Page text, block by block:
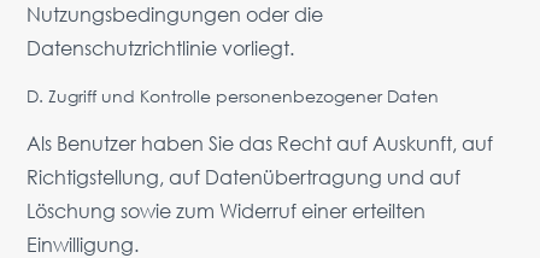
Nutzungsbedingungen oder die
Datenschutzrichtlinie vorliegt.
D. Zugriff und Kontrolle personenbezogener Daten
Als Benutzer haben Sie das Recht auf Auskunft, auf
Richtigstellung, auf Datenübertragung und auf
Löschung sowie zum Widerruf einer erteilten
Einwilligung.